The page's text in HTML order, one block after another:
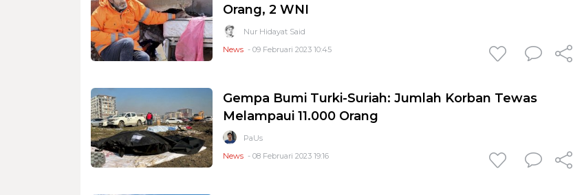
Orang, 2 WNI
Nur Hidayat Said
News - 09 Februari 2023 10:45
Gempa Bumi Turki-Suriah: Jumlah Korban Tewas
Melampaui 11.000 Orang
PaUs
News - 08 Februari 2023 19:16